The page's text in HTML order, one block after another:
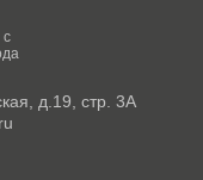
с
д.19, стр. 3А